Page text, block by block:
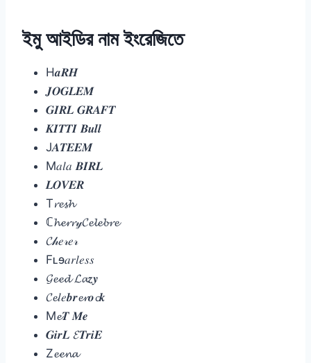
ইমু আইডির নাম ইংরেজিতে
H𝒂𝑹𝑯
𝑱𝑶𝑮𝑳𝑬𝑴
𝑮𝑰𝑹𝑳 𝑮𝑹𝑨𝑭𝑻
𝑲𝑰𝑻𝑻𝑰 𝑩𝒖𝒍𝒍
J𝑨𝑻𝑬𝑬𝑴
M𝑎𝑙𝑎 𝑩𝑰𝑹𝑳
𝑳𝑶𝑽𝑬𝑹
T𝓻𝓮𝓼𝓱
ℂ𝓱𝓮𝓻𝓻𝓎𝓒𝓮𝓵𝓮𝓫𝓻𝓮
𝓒𝒽𝑒𝓇𝑒𝓇
Fʟɘ𝑎𝑟𝑙𝑒𝑠𝑠
𝓖𝓮𝓮𝓭 𝓛𝓪𝒛𝒚
𝓒𝓮𝑙𝑒𝒃𝒓𝓮𝓻𝒐𝓬𝒌
M𝓮𝑻 𝑴𝒆
𝑮𝒊𝒓𝑳 𝓔𝑻𝒓𝒊𝑬
Z𝓮𝓮𝓷𝓪